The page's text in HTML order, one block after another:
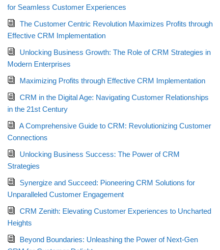
for Seamless Customer Experiences
The Customer Centric Revolution Maximizes Profits through
Effective CRM Implementation
Unlocking Business Growth: The Role of CRM Strategies in
Modern Enterprises
Maximizing Profits through Effective CRM Implementation
CRM in the Digital Age: Navigating Customer Relationships
in the 21st Century
A Comprehensive Guide to CRM: Revolutionizing Customer
Connections
Unlocking Business Success: The Power of CRM
Strategies
Synergize and Succeed: Pioneering CRM Solutions for
Unparalleled Customer Engagement
CRM Zenith: Elevating Customer Experiences to Uncharted
Heights
Beyond Boundaries: Unleashing the Power of Next-Gen